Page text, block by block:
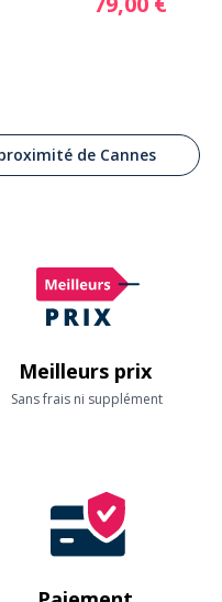
de Cannes
Meilleurs prix
Sans frais ni supplément